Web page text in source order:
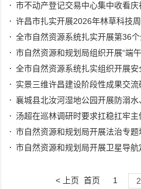
市不动产登记交易中心集中收看
许昌市扎实开展2026年林草科技
全市自然资源系统扎实开展第36
市自然资源和规划局组织开展“端
全市自然资源系统扎实组织开展
实景三维许昌建设阶段性成果交
襄城县北汝河湿地公园开展防溺
汤超在巡林调研时要求扛稳扛牢
市自然资源和规划局开展法治专题
市自然资源和规划局开展卫星导
< 上页 首页 1 2